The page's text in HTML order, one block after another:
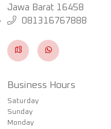
Jawa Barat 16458
081316767888
Business Hours
Saturday
Sunday
Monday